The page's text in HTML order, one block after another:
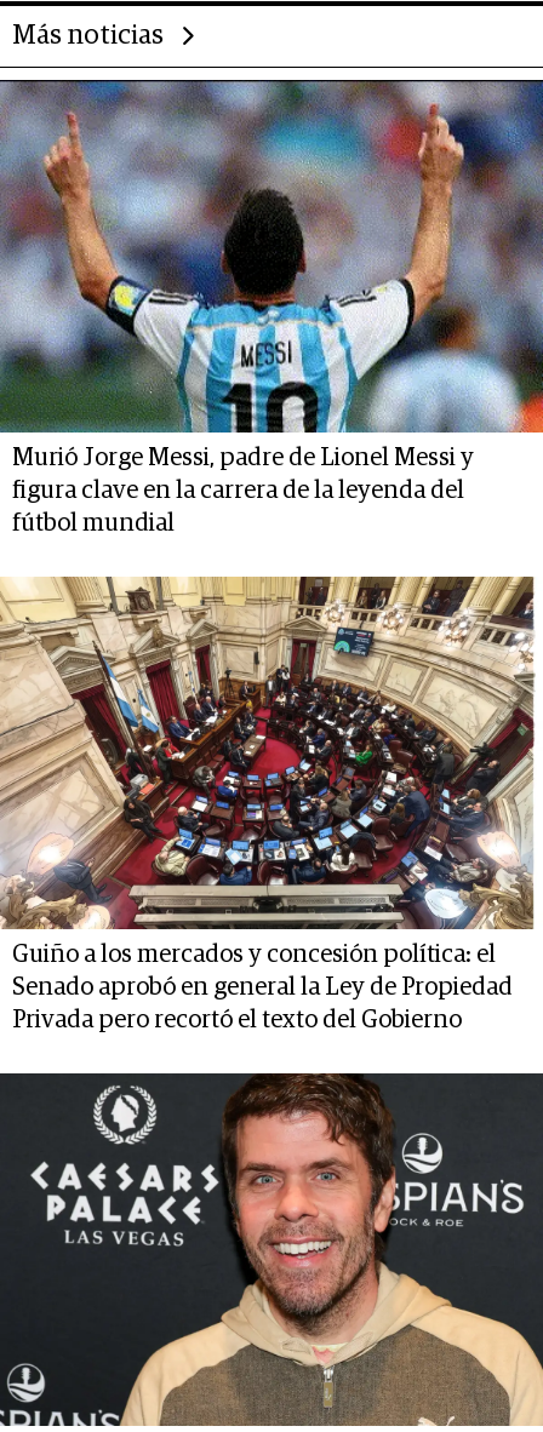
Más noticias
Murió Jorge Messi, padre de Lionel Messi y
figura clave en la carrera de la leyenda del
fútbol mundial
Guiño a los mercados y concesión política: el
Senado aprobó en general la Ley de Propiedad
Privada pero recortó el texto del Gobierno